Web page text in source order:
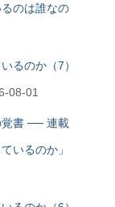
のは誰なの
るのか（7）
08-01
覚書 ── 連載
いるのか」